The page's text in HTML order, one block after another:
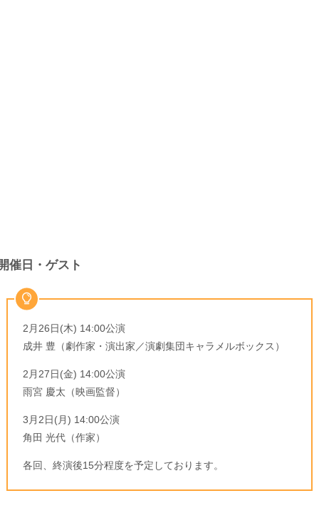
催日・ゲスト
2月26日(木) 14:00公演
成井 豊（劇作家・演出家／演劇集団キャラメルボックス）
2月27日(金) 14:00公演
雨宮 慶太（映画監督）
3月2日(月) 14:00公演
角田 光代（作家）
各回、終演後15分程度を予定しております。